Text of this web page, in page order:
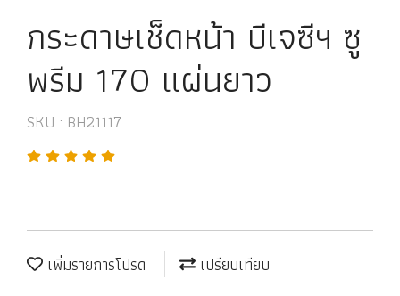
กระดาษเช็ดหน้า บีเจซีฯ ซู
พรีม 170 แผ่นยาว
SKU : BH21117
เพิ่มรายการโปรด
เปรียบเทียบ